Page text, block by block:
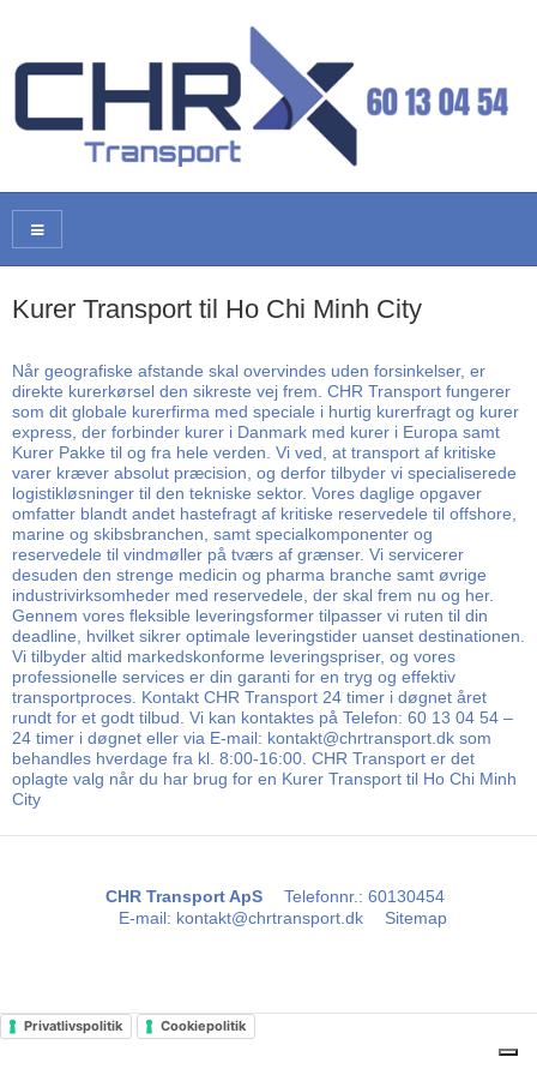
Kurer Transport til Ho Chi Minh City
Når geografiske afstande skal overvindes uden forsinkelser, er
direkte kurerkørsel den sikreste vej frem. CHR Transport fungerer
som dit globale kurerfirma med speciale i hurtig kurerfragt og kurer
express, der forbinder kurer i Danmark med kurer i Europa samt
Kurer Pakke til og fra hele verden. Vi ved, at transport af kritiske
varer kræver absolut præcision, og derfor tilbyder vi specialiserede
logistikløsninger til den tekniske sektor. Vores daglige opgaver
omfatter blandt andet hastefragt af kritiske reservedele til offshore,
marine og skibsbranchen, samt specialkomponenter og
reservedele til vindmøller på tværs af grænser. Vi servicerer
desuden den strenge medicin og pharma branche samt øvrige
industrivirksomheder med reservedele, der skal frem nu og her.
Gennem vores fleksible leveringsformer tilpasser vi ruten til din
deadline, hvilket sikrer optimale leveringstider uanset destinationen.
Vi tilbyder altid markedskonforme leveringspriser, og vores
professionelle services er din garanti for en tryg og effektiv
transportproces. Kontakt CHR Transport 24 timer i døgnet året
rundt for et godt tilbud. Vi kan kontaktes på Telefon: 60 13 04 54 –
24 timer i døgnet eller via E-mail: kontakt@chrtransport.dk som
behandles hverdage fra kl. 8:00-16:00. CHR Transport er det
oplagte valg når du har brug for en Kurer Transport til Ho Chi Minh
City
CHR Transport ApS Telefonnr.: 60130454
E-mail: kontakt@chrtransport.dk Sitemap
Privatlivspolitik Cookiepolitik